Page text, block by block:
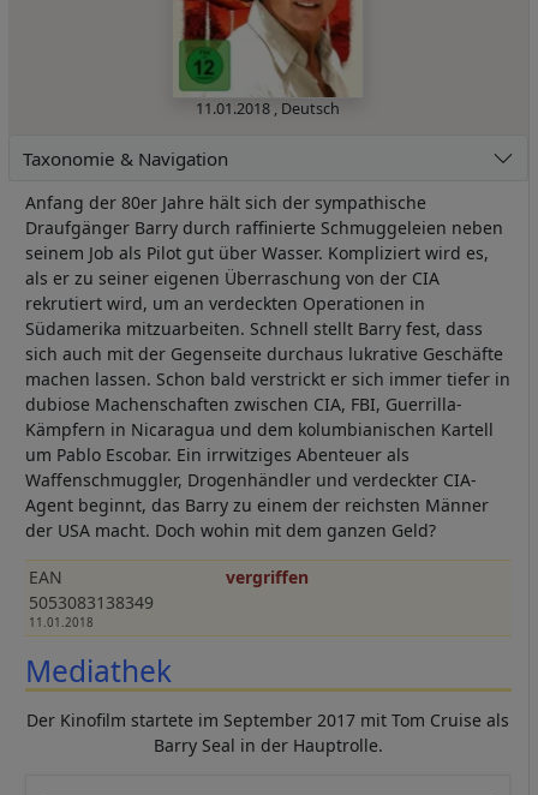
11.01.2018 , Deutsch
Taxonomie & Navigation
Anfang der 80er Jahre hält sich der sympathische
Draufgänger Barry durch raffinierte Schmuggeleien neben
seinem Job als Pilot gut über Wasser. Kompliziert wird es,
als er zu seiner eigenen Überraschung von der CIA
rekrutiert wird, um an verdeckten Operationen in
Südamerika mitzuarbeiten. Schnell stellt Barry fest, dass
sich auch mit der Gegenseite durchaus lukrative Geschäfte
machen lassen. Schon bald verstrickt er sich immer tiefer in
dubiose Machenschaften zwischen CIA, FBI, Guerrilla-
Kämpfern in Nicaragua und dem kolumbianischen Kartell
um Pablo Escobar. Ein irrwitziges Abenteuer als
Waffenschmuggler, Drogenhändler und verdeckter CIA-
Agent beginnt, das Barry zu einem der reichsten Männer
der USA macht. Doch wohin mit dem ganzen Geld?
EAN
5053083138349
11.01.2018
vergriffen
Mediathek
Der Kinofilm startete im September 2017 mit Tom Cruise als
Barry Seal in der Hauptrolle.